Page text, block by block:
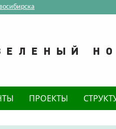
ПРОЕКТЫ